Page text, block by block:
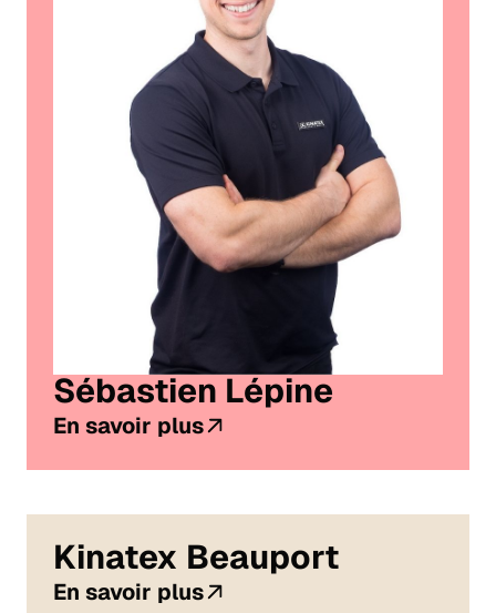
Sébastien Lépine
En savoir plus
Kinatex Beauport
En savoir plus